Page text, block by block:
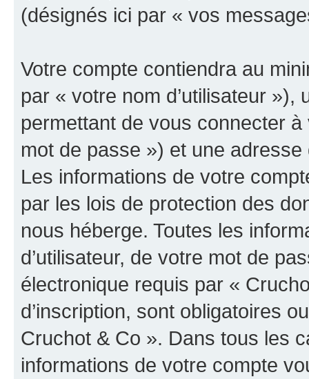
(désignés ici par « vos
Votre compte contiendra au
par « votre nom d’utilisateur
permettant de vous connecter
mot de passe ») et une
Les informations de votre
par les lois de protection des
nous héberge. Toutes les
d’utilisateur, de votre mot de
électronique requis par «
d’inscription, sont obligatoires
Cruchot & Co ». Dans tous les
informations de votre compte